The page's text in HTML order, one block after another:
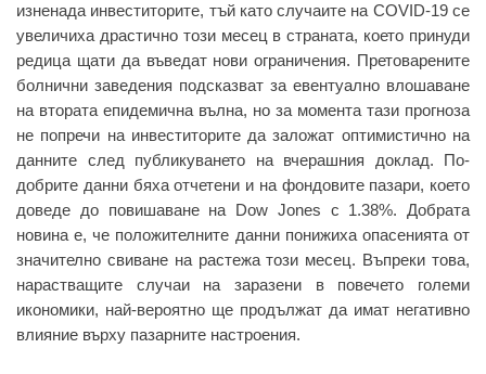
изненада инвеститорите, тъй като случаите на COVID-19 се
увеличиха драстично този месец в страната, което принуди
редица щати да въведат нови ограничения. Претоварените
болнични заведения подсказват за евентуално влошаване
на втората епидемична вълна, но за момента тази прогноза
не попречи на инвеститорите да заложат оптимистично на
данните след публикуването на вчерашния доклад. По-
добрите данни бяха отчетени и на фондовите пазари, което
доведе до повишаване на Dow Jones с 1.38%. Добрата
новина е, че положителните данни понижиха опасенията от
значително свиване на растежа този месец. Въпреки това,
нарастващите случаи на заразени в повечето големи
икономики, най-вероятно ще продължат да имат негативно
влияние върху пазарните настроения.